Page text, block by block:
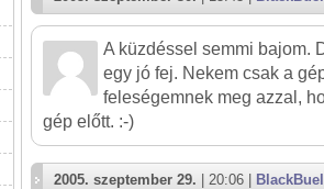
A küzdéssel semmi bajom.
egy jó fej. Nekem csak a
feleségemnek meg azzal,
gép előtt. :-)
2005. szeptember 29. | 20:06 |